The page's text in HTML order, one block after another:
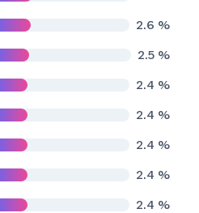
2.6 %
2.5 %
2.4 %
2.4 %
2.4 %
2.4 %
2.4 %